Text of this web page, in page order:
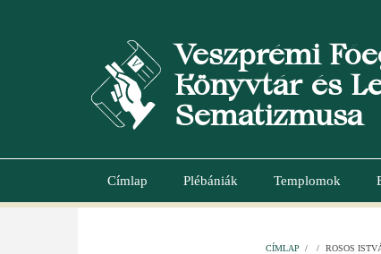
Veszprémi
Könyvtár és
Sematizmusa
Main
Címlap Plébániák Templomok
CÍMLAP / / ROSOS